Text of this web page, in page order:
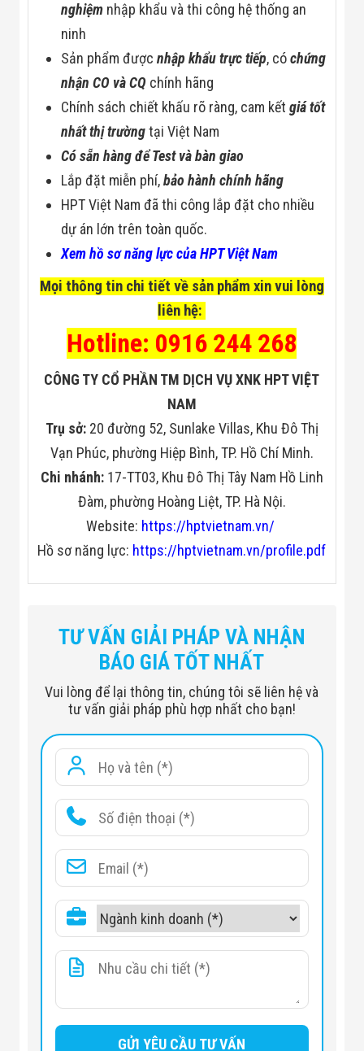
nghiệm nhập khẩu và thi công hệ thống an
ninh
Sản phẩm đượcnhập khẩu trực tiếp, cóchứng
nhận CO và CQ chính hãng
Chính sách chiết khấu rõ ràng, cam kếtgiá tốt
nhất thị trườngtại Việt Nam
Có sẵn hàng để Test và bàn giao
Lắp đặt miễn phí,bảo hành chính hãng
HPT Việt Nam đã thi công lắp đặt cho nhiều
dự án lớn trên toàn quốc.
Xem hồ sơ năng lực của HPT Việt Nam
Mọi thông tin chi tiết về sản phẩm xin vui lòng
liên hệ:
Hotline: 0916 244 268
CÔNG TY CỔ PHẦN TM DỊCH VỤ XNK HPT VIỆT
NAM
Trụ sở: 20 đường 52, Sunlake Villas, Khu Đô Thị
Vạn Phúc, phường Hiệp Bình, TP. Hồ Chí Minh.
Chi nhánh:17-TT03, Khu Đô Thị Tây Nam Hồ Linh
Đàm, phường Hoàng Liệt, TP. Hà Nội.
Website: https://hptvietnam.vn/
Hồ sơ năng lực: https://hptvietnam.vn/profile.pdf
TƯ VẤN GIẢI PHÁP VÀ NHẬN
BÁO GIÁ TỐT NHẤT
Vui lòng để lại thông tin, chúng tôi sẽ liên hệ và
tư vấn giải pháp phù hợp nhất cho bạn!